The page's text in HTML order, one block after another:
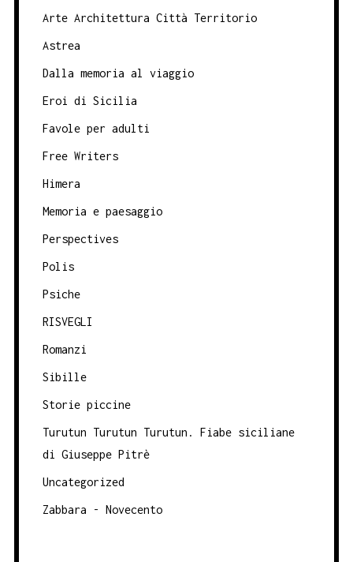
Arte Architettura Città Territorio
Astrea
Dalla memoria al viaggio
Eroi di Sicilia
Favole per adulti
Free Writers
Himera
Memoria e paesaggio
Perspectives
Polis
Psiche
RISVEGLI
Romanzi
Sibille
Storie piccine
Turutun Turutun Turutun. Fiabe siciliane
di Giuseppe Pitrè
Uncategorized
Zabbara - Novecento